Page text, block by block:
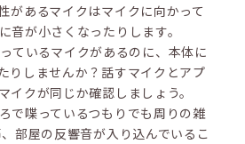
があるマイクはマイクに向かって
音が小さくなったりします。
いるマイクがあるのに、本体に
りしませんか？話すマイクとアプ
イクが同じか確認しましょう。
で喋っているつもりでも周りの雑
部屋の反響音が入り込んでいるこ